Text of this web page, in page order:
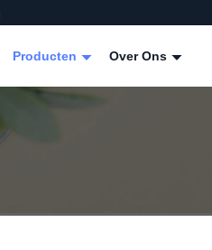
Producten Over Ons